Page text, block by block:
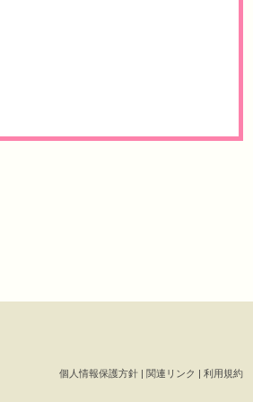
個人情報保護方針 | 関連リンク | 利用規約